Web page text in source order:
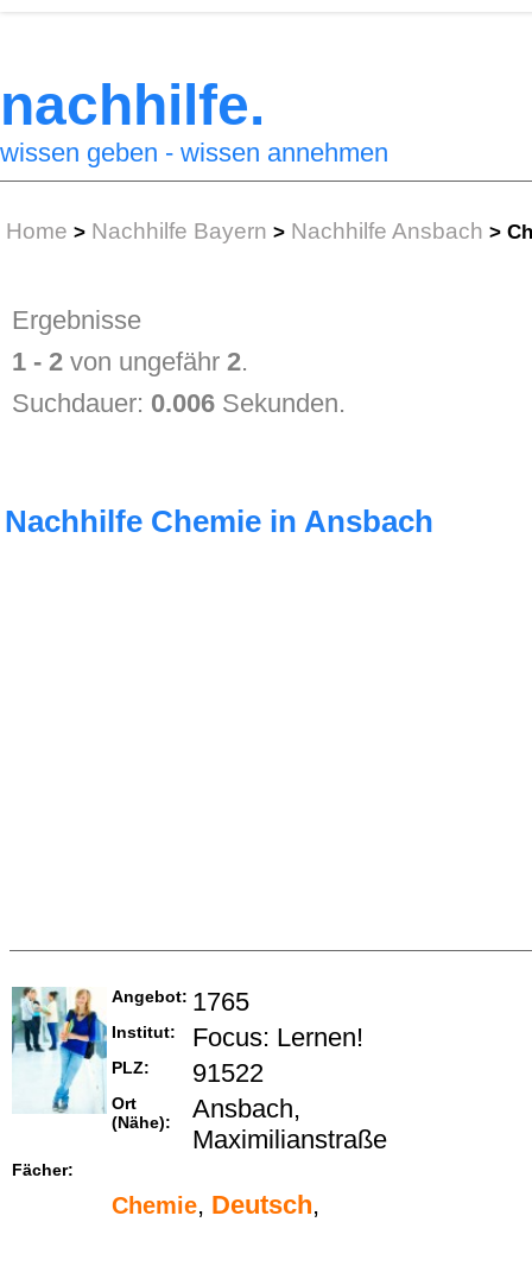
nachhilfe.
wissen geben - wissen annehmen
Home > Nachhilfe Bayern > Nachhilfe Ansbach >
Ergebnisse
1 - 2 von ungefähr2.
Suchdauer: 0.006 Sekunden.
Nachhilfe Chemie in Ansbach
Angebot: 1765
Institut: Focus: Lernen!
PLZ: 91522
Ort
(Nähe):
Ansbach,
Maximilianstraße
Fächer:
Chemie, Deutsch,